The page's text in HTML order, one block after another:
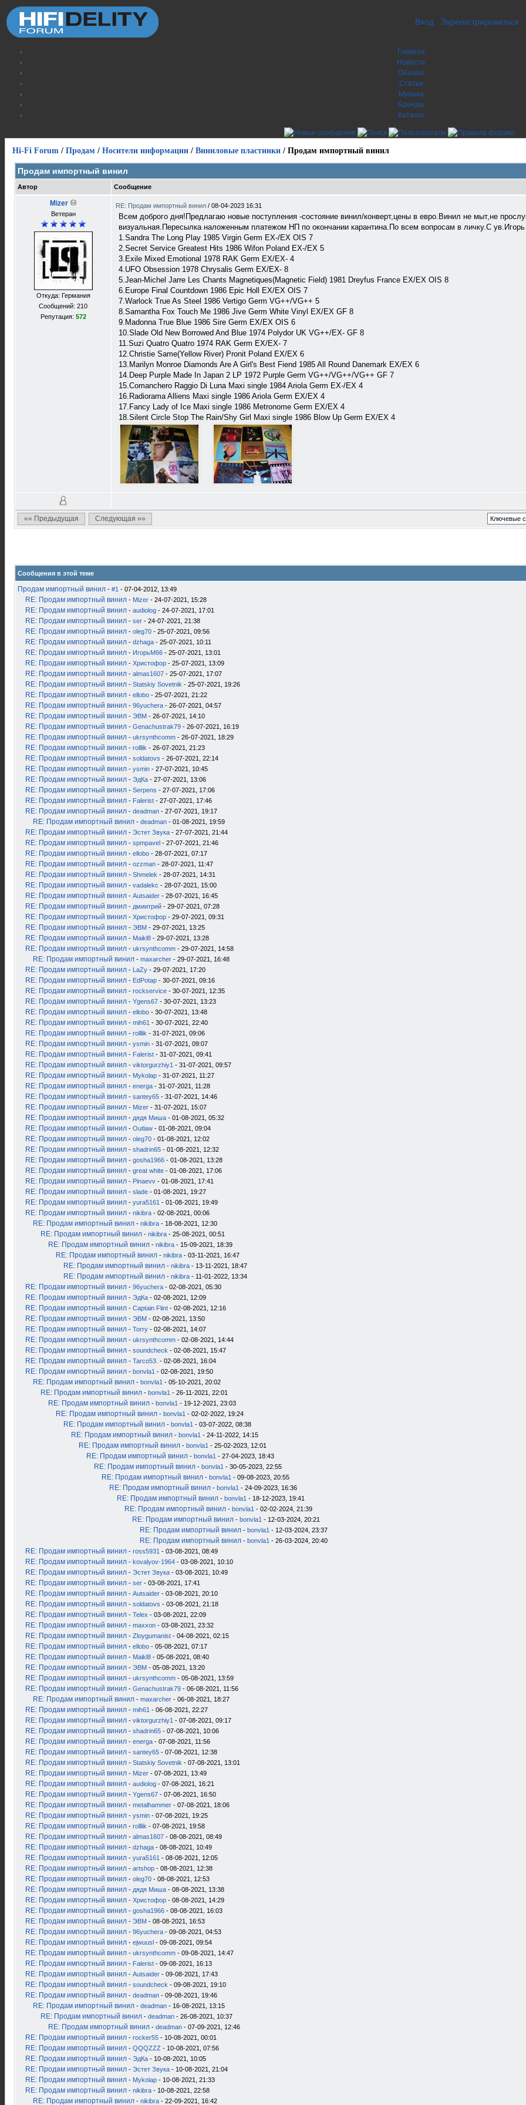
Вход Зарегистрироваться
Главная
Новости
Обзоры
Статьи
Музыка
Бренды
Каталог
Hi-Fi Forum / Продам / Носители информации / Виниловые пластинки / Продам импортный винил
Продам импортный винил
Автор Сообщение
Mizer
Ветеран
Откуда: Германия
Сообщений: 210
Репутация: 572
RE: Продам импортный винил / 08-04-2023 16:31
Всем доброго дня!Предлагаю новые поступления -состояние винил/конверт,цены в евро.Винил не мыт,не
визуальная.Пересылка наложенным платежом НП по окончании карантина.По всем вопрoсам в личку.С ув.Игорь
1.Sandra The Long Play 1985 Virgin Germ EX-/EX OIS 7
2.Secret Service Greatest Hits 1986 Wifon Poland EX-/EX 5
3.Exile Mixed Emotional 1978 RAK Germ EX/EX- 4
4.UFO Obsession 1978 Chrysalis Germ EX/EX- 8
5.Jean-Michel Jarre Les Chants Magnetiques(Magnetic Field) 1981 Dreyfus France EX/EX OIS 8
6.Europe Final Countdown 1986 Epic Holl EX/EX OIS 7
7.Warlock True As Steel 1986 Vertigo Germ VG++/VG++ 5
8.Samantha Fox Touch Me 1986 Jive Germ White Vinyl EX/EX GF 8
9.Madonna True Blue 1986 Sire Germ EX/EX OIS 6
10.Slade Old New Borrowed And Blue 1974 Polydor UK VG++/EX- GF 8
11.Suzi Quatro Quatro 1974 RAK Germ EX/EX- 7
12.Christie Same(Yellow River) Pronit Poland EX/EX 6
13.Marilyn Monroe Diamonds Are A Girl's Best Fiend 1985 All Round Danemark EX/EX 6
14.Deep Purple Made In Japan 2 LP 1972 Purple Germ VG++/VG++/VG++ GF 7
15.Comanchero Raggio Di Luna Maxi single 1984 Ariola Germ EX-/EX 4
16.Radiorama Alliens Maxi single 1986 Ariola Germ EX/EX 4
17.Fancy Lady of Ice Maxi single 1986 Metronome Germ EX/EX 4
18.Silent Circle Stop The Rain/Shy Girl Maxi single 1986 Blow Up Germ EX/EX 4
«« Предыдущая
Следующая »»
Сообщения в этой теме
Продам импортный винил - #1 - 07-04-2012, 13:49
RE: Продам импортный винил - Mizer - 24-07-2021, 15:28
RE: Продам импортный винил - audiolog - 24-07-2021, 17:01
RE: Продам импортный винил - ser - 24-07-2021, 21:38
RE: Продам импортный винил - oleg70 - 25-07-2021, 09:56
RE: Продам импортный винил - dzhaga - 25-07-2021, 10:11
RE: Продам импортный винил - ИгорьМ66 - 25-07-2021, 13:01
RE: Продам импортный винил - Христофор - 25-07-2021, 13:09
RE: Продам импортный винил - almas1607 - 25-07-2021, 17:07
RE: Продам импортный винил - Statskiy Sovetnik - 25-07-2021, 19:26
RE: Продам импортный винил - ellobo - 25-07-2021, 21:22
RE: Продам импортный винил - 96yuchera - 26-07-2021, 04:57
RE: Продам импортный винил - ЭВМ - 26-07-2021, 14:10
RE: Продам импортный винил - Genachustrak79 - 26-07-2021, 16:19
RE: Продам импортный винил - ukrsynthcomm - 26-07-2021, 18:29
RE: Продам импортный винил - rolllik - 26-07-2021, 21:23
RE: Продам импортный винил - soldatovs - 26-07-2021, 22:14
RE: Продам импортный винил - ysmin - 27-07-2021, 10:45
RE: Продам импортный винил - ЭдКа - 27-07-2021, 13:06
RE: Продам импортный винил - Serpens - 27-07-2021, 17:06
RE: Продам импортный винил - Falerist - 27-07-2021, 17:46
RE: Продам импортный винил - deadman - 27-07-2021, 19:17
RE: Продам импортный винил - deadman - 01-08-2021, 19:59
RE: Продам импортный винил - Эстет Звука - 27-07-2021, 21:44
RE: Продам импортный винил - spmpavel - 27-07-2021, 21:46
RE: Продам импортный винил - ellobo - 28-07-2021, 07:17
RE: Продам импортный винил - ozzman - 28-07-2021, 11:47
RE: Продам импортный винил - Shmelek - 28-07-2021, 14:31
RE: Продам импортный винил - vadalekc - 28-07-2021, 15:00
RE: Продам импортный винил - Autsaider - 28-07-2021, 16:45
RE: Продам импортный винил - дмиитрий - 29-07-2021, 07:28
RE: Продам импортный винил - Христофор - 29-07-2021, 09:31
RE: Продам импортный винил - ЭВМ - 29-07-2021, 13:25
RE: Продам импортный винил - Maikl8 - 29-07-2021, 13:28
RE: Продам импортный винил - ukrsynthcomm - 29-07-2021, 14:58
RE: Продам импортный винил - maxarcher - 29-07-2021, 16:48
RE: Продам импортный винил - LaZy - 29-07-2021, 17:20
RE: Продам импортный винил - EdPotap - 30-07-2021, 09:16
RE: Продам импортный винил - rockservice - 30-07-2021, 12:35
RE: Продам импортный винил - Ygens67 - 30-07-2021, 13:23
RE: Продам импортный винил - ellobo - 30-07-2021, 13:48
RE: Продам импортный винил - mih61 - 30-07-2021, 22:40
RE: Продам импортный винил - rolllik - 31-07-2021, 09:06
RE: Продам импортный винил - ysmin - 31-07-2021, 09:07
RE: Продам импортный винил - Falerist - 31-07-2021, 09:41
RE: Продам импортный винил - viktorgurzhiy1 - 31-07-2021, 09:57
RE: Продам импортный винил - Mykolap - 31-07-2021, 11:27
RE: Продам импортный винил - energa - 31-07-2021, 11:28
RE: Продам импортный винил - santey65 - 31-07-2021, 14:46
RE: Продам импортный винил - Mizer - 31-07-2021, 15:07
RE: Продам импортный винил - дядя Миша - 01-08-2021, 05:32
RE: Продам импортный винил - Outlaw - 01-08-2021, 09:04
RE: Продам импортный винил - oleg70 - 01-08-2021, 12:02
RE: Продам импортный винил - shadrin65 - 01-08-2021, 12:32
RE: Продам импортный винил - gosha1966 - 01-08-2021, 13:28
RE: Продам импортный винил - great white - 01-08-2021, 17:06
RE: Продам импортный винил - Pinaevv - 01-08-2021, 17:41
RE: Продам импортный винил - slade - 01-08-2021, 19:27
RE: Продам импортный винил - yura5161 - 01-08-2021, 19:49
RE: Продам импортный винил - nikibra - 02-08-2021, 00:06
RE: Продам импортный винил - nikibra - 18-08-2021, 12:30
RE: Продам импортный винил - nikibra - 25-08-2021, 00:51
RE: Продам импортный винил - nikibra - 15-09-2021, 18:39
RE: Продам импортный винил - nikibra - 03-11-2021, 16:47
RE: Продам импортный винил - nikibra - 13-11-2021, 18:47
RE: Продам импортный винил - nikibra - 11-01-2022, 13:34
RE: Продам импортный винил - 96yuchera - 02-08-2021, 05:30
RE: Продам импортный винил - ЭдКа - 02-08-2021, 12:09
RE: Продам импортный винил - Captain Flint - 02-08-2021, 12:16
RE: Продам импортный винил - ЭВМ - 02-08-2021, 13:50
RE: Продам импортный винил - Torry - 02-08-2021, 14:07
RE: Продам импортный винил - ukrsynthcomm - 02-08-2021, 14:44
RE: Продам импортный винил - soundcheck - 02-08-2021, 15:47
RE: Продам импортный винил - Tarco53. - 02-08-2021, 16:04
RE: Продам импортный винил - bonvla1 - 02-08-2021, 19:50
RE: Продам импортный винил - bonvla1 - 05-10-2021, 20:02
RE: Продам импортный винил - bonvla1 - 26-11-2021, 22:01
RE: Продам импортный винил - bonvla1 - 19-12-2021, 23:03
RE: Продам импортный винил - bonvla1 - 02-02-2022, 19:24
RE: Продам импортный винил - bonvla1 - 03-07-2022, 08:38
RE: Продам импортный винил - bonvla1 - 24-11-2022, 14:15
RE: Продам импортный винил - bonvla1 - 25-02-2023, 12:01
RE: Продам импортный винил - bonvla1 - 27-04-2023, 18:43
RE: Продам импортный винил - bonvla1 - 30-05-2023, 22:55
RE: Продам импортный винил - bonvla1 - 09-08-2023, 20:55
RE: Продам импортный винил - bonvla1 - 24-09-2023, 16:36
RE: Продам импортный винил - bonvla1 - 18-12-2023, 19:41
RE: Продам импортный винил - bonvla1 - 02-02-2024, 21:39
RE: Продам импортный винил - bonvla1 - 12-03-2024, 20:21
RE: Продам импортный винил - bonvla1 - 12-03-2024, 23:37
RE: Продам импортный винил - bonvla1 - 26-03-2024, 20:40
RE: Продам импортный винил - ross5931 - 03-08-2021, 08:49
RE: Продам импортный винил - kovalyov-1964 - 03-08-2021, 10:10
RE: Продам импортный винил - Эстет Звука - 03-08-2021, 10:49
RE: Продам импортный винил - ser - 03-08-2021, 17:41
RE: Продам импортный винил - Autsaider - 03-08-2021, 20:10
RE: Продам импортный винил - soldatovs - 03-08-2021, 21:18
RE: Продам импортный винил - Telex - 03-08-2021, 22:09
RE: Продам импортный винил - maxxon - 03-08-2021, 23:32
RE: Продам импортный винил - Zloygumanist - 04-08-2021, 02:15
RE: Продам импортный винил - ellobo - 05-08-2021, 07:17
RE: Продам импортный винил - Maikl8 - 05-08-2021, 08:40
RE: Продам импортный винил - ЭВМ - 05-08-2021, 13:20
RE: Продам импортный винил - ukrsynthcomm - 05-08-2021, 13:59
RE: Продам импортный винил - Genachustrak79 - 06-08-2021, 11:56
RE: Продам импортный винил - maxarcher - 06-08-2021, 18:27
RE: Продам импортный винил - mih61 - 06-08-2021, 22:27
RE: Продам импортный винил - viktorgurzhiy1 - 07-08-2021, 09:17
RE: Продам импортный винил - shadrin65 - 07-08-2021, 10:06
RE: Продам импортный винил - energa - 07-08-2021, 11:56
RE: Продам импортный винил - santey65 - 07-08-2021, 12:38
RE: Продам импортный винил - Statskiy Sovetnik - 07-08-2021, 13:01
RE: Продам импортный винил - Mizer - 07-08-2021, 13:49
RE: Продам импортный винил - audiolog - 07-08-2021, 16:21
RE: Продам импортный винил - Ygens67 - 07-08-2021, 16:50
RE: Продам импортный винил - metalhammer - 07-08-2021, 18:06
RE: Продам импортный винил - ysmin - 07-08-2021, 19:25
RE: Продам импортный винил - rolllik - 07-08-2021, 19:58
RE: Продам импортный винил - almas1607 - 08-08-2021, 08:49
RE: Продам импортный винил - dzhaga - 08-08-2021, 10:49
RE: Продам импортный винил - yura5161 - 08-08-2021, 12:05
RE: Продам импортный винил - artshop - 08-08-2021, 12:38
RE: Продам импортный винил - oleg70 - 08-08-2021, 12:53
RE: Продам импортный винил - дядя Миша - 08-08-2021, 13:38
RE: Продам импортный винил - Христофор - 08-08-2021, 14:29
RE: Продам импортный винил - gosha1966 - 08-08-2021, 16:03
RE: Продам импортный винил - ЭВМ - 08-08-2021, 16:53
RE: Продам импортный винил - 96yuchera - 09-08-2021, 04:53
RE: Продам импортный винил - ejwuusl - 09-08-2021, 09:54
RE: Продам импортный винил - ukrsynthcomm - 09-08-2021, 14:47
RE: Продам импортный винил - Falerist - 09-08-2021, 16:13
RE: Продам импортный винил - Autsaider - 09-08-2021, 17:43
RE: Продам импортный винил - soundcheck - 09-08-2021, 19:10
RE: Продам импортный винил - deadman - 09-08-2021, 19:46
RE: Продам импортный винил - deadman - 16-08-2021, 13:15
RE: Продам импортный винил - deadman - 26-08-2021, 10:37
RE: Продам импортный винил - deadman - 07-09-2021, 12:46
RE: Продам импортный винил - rocker55 - 10-08-2021, 00:01
RE: Продам импортный винил - QQQZZZ - 10-08-2021, 07:56
RE: Продам импортный винил - ЭдКа - 10-08-2021, 10:05
RE: Продам импортный винил - Эстет Звука - 10-08-2021, 21:04
RE: Продам импортный винил - Mykolap - 10-08-2021, 21:33
RE: Продам импортный винил - nikibra - 10-08-2021, 22:58
RE: Продам импортный винил - nikibra - 22-09-2021, 16:42